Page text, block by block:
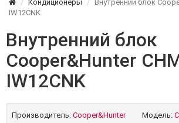
Кондиционеры
Внутренний блок
IW12CNK
Внутренний блок
Cooper&Hunter
IW12CNK
Производитель: Cooper&Hunter Модель: